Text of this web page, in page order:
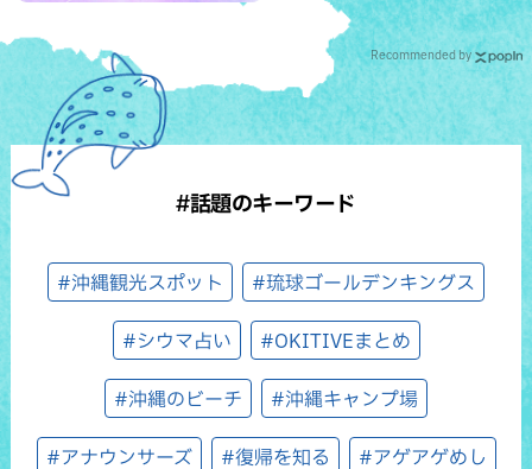
Recommended by
#話題のキーワード
#沖縄観光スポット #琉球ゴールデンキングス
#シウマ占い #OKITIVEまとめ
#沖縄のビーチ #沖縄キャンプ場
#アナウンサーズ #復帰を知る #アゲアゲめし